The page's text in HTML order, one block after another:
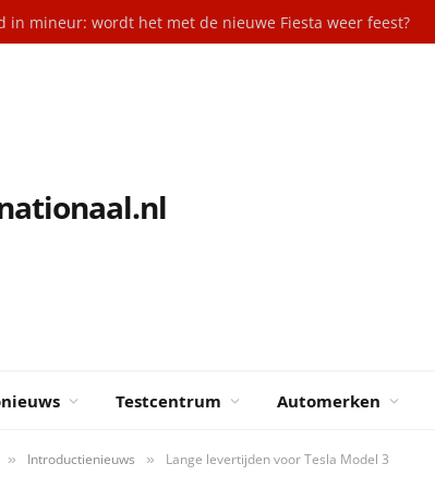
in mineur: wordt het met de nieuwe Fiesta weer feest?
Testcentrum Automerken
» Introductienieuws » Lange levertijden voor Tesla Model 3